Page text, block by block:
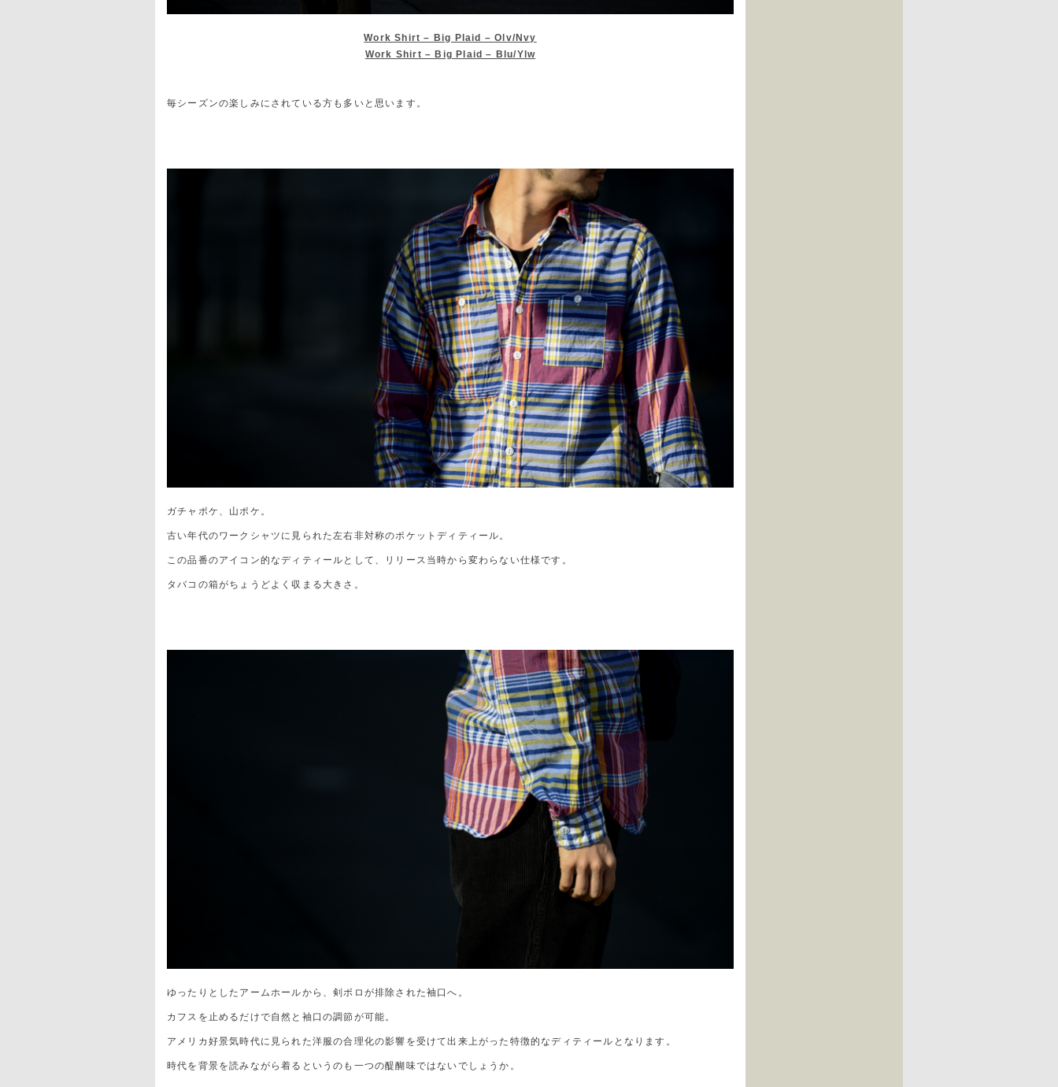
Work Shirt – Big Plaid – Olv/Nvy
Work Shirt – Big Plaid – Blu/Ylw
毎シーズンの楽しみにされている方も多いと思います。
ガチャポケ、山ポケ。
古い年代のワークシャツに見られた左右非対称のポケットディティール。
この品番のアイコン的なディティールとして、リリース当時から変わらない仕様です。
タバコの箱がちょうどよく収まる大きさ。
ゆったりとしたアームホールから、剣ボロが排除された袖口へ。
カフスを止めるだけで自然と袖口の調節が可能。
アメリカ好景気時代に見られた洋服の合理化の影響を受けて出来上がった特徴的なディティールとなります。
時代を背景を読みながら着るというのも一つの醍醐味ではないでしょうか。